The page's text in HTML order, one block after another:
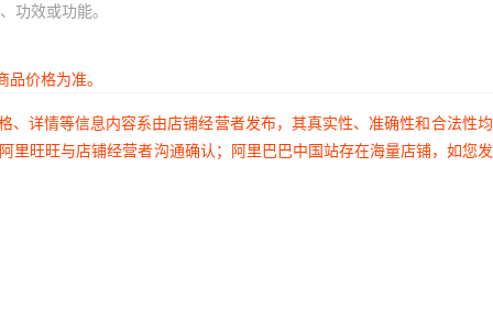
功效或功能。
价格为准。
详情等信息内容系由店铺经营者发布，其真实性、准确性和合法性
旺旺与店铺经营者沟通确认；阿里巴巴中国站存在海量店铺，如您